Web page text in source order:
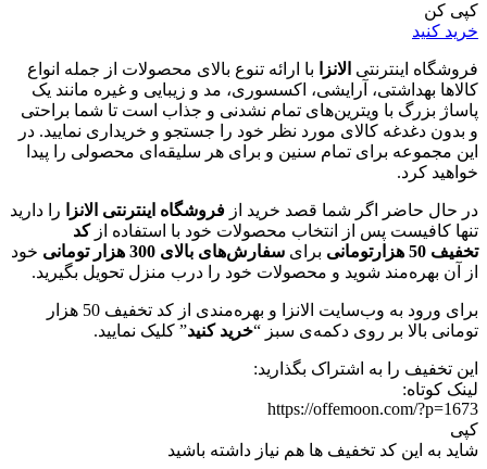
کپی کن
خرید کنید
فروشگاه اینترنتی الانزا
با ارائه تنوع بالای محصولات از جمله انواع
کالاها بهداشتی، آرایشی، اکسسوری، مد و زیبایی و غیره مانند یک
پاساژ بزرگ با ویترین‌های تمام نشدنی و جذاب است تا شما براحتی
و بدون دغدغه کالای مورد نظر خود را جستجو و خریداری نمایید. در
این مجموعه برای تمام سنین و برای هر سلیقه‌ای محصولی را پیدا
خواهید کرد.
در حال حاضر اگر شما قصد خرید از فروشگاه اینترنتی الانزا
را دارید
تنها کافیست پس از انتخاب محصولات خود با استفاده ازکد
تخفیف 50 هزارتومانی برای سفارش‌های بالای 300 هزار تومانی
خود
از آن بهره‌مند شوید و محصولات خود را درب منزل تحویل بگیرید.
برای ورود به وب‌سایت الانزا و بهره‌مندی از کد تخفیف 50 هزار
تومانی بالا بر روی دکمه‌ی سبز “خرید کنید” کلیک نمایید.
این تخفیف را به اشتراک بگذارید:
لینک کوتاه:
https://offemoon.com/?p=1673
کپی
شاید به این کد تخفیف ها هم نیاز داشته باشید